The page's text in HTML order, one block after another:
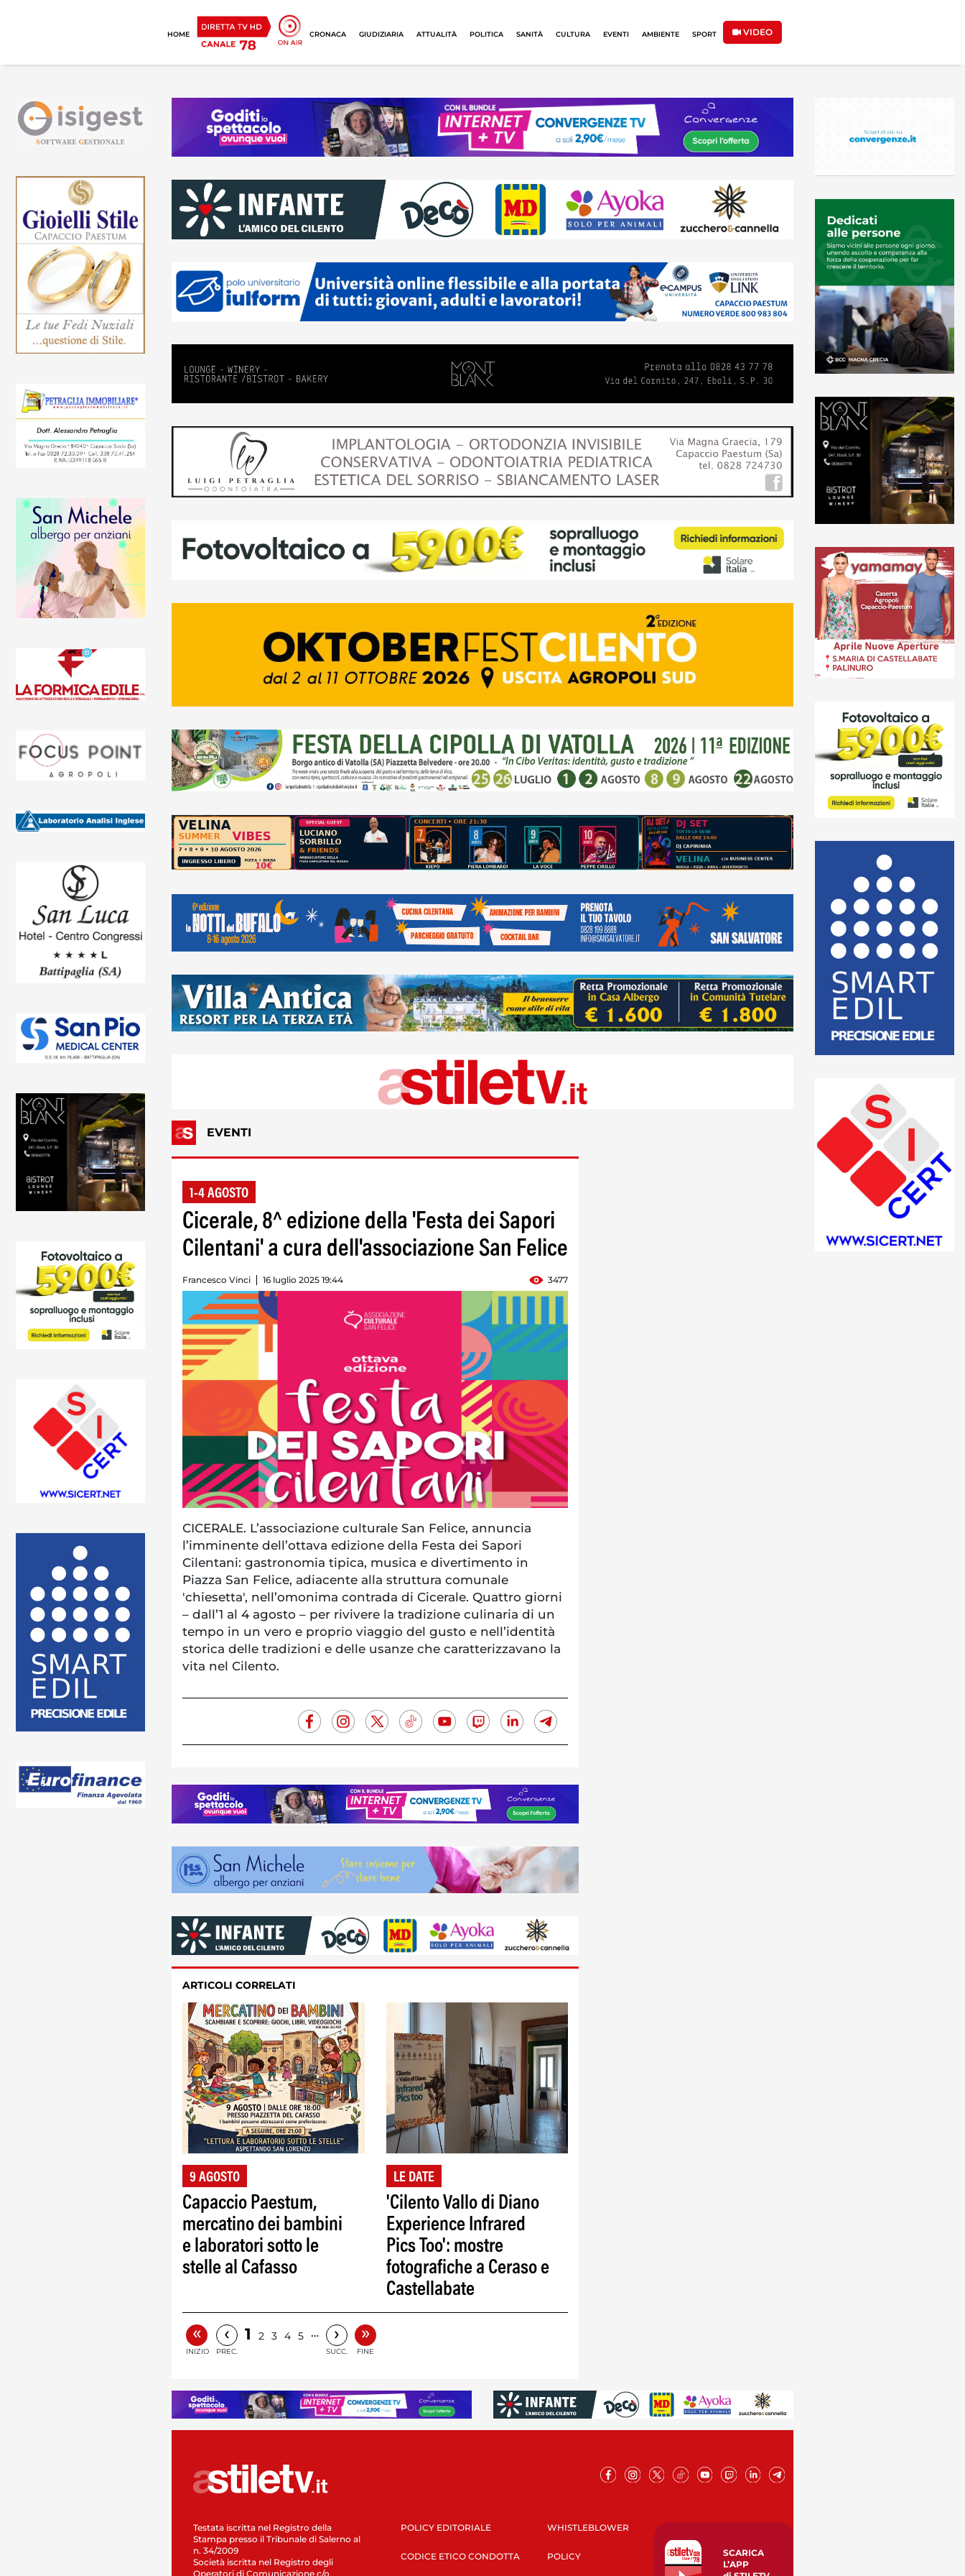
HOME CRONACA GIUDIZIARIA ATTUALITÀ POLITICA SANITÀ CULTURA EVENTI AMBIENTE SPORT VIDEO
EVENTI
1-4 AGOSTO
Cicerale, 8^ edizione della 'Festa dei Sapori
Cilentani' a cura dell'associazione San Felice
Francesco Vinci 16 luglio 2025 19:44 3477
CICERALE. L’associazione culturale San Felice, annuncia
l’imminente dell’ottava edizione della Festa dei Sapori
Cilentani: gastronomia tipica, musica e divertimento in
Piazza San Felice, adiacente alla struttura comunale
'chiesetta', nell’omonima contrada di Cicerale. Quattro giorni
– dall’1 al 4 agosto – per rivivere la tradizione culinaria di un
tempo in un vero e proprio viaggio del gusto e nell’identità
storica delle tradizioni e delle usanze che caratterizzavano la
vita nel Cilento.
ARTICOLI CORRELATI
9 AGOSTO
Capaccio Paestum,
mercatino dei bambini
e laboratori sotto le
stelle al Cafasso
LE DATE
'Cilento Vallo di Diano
Experience Infrared
Pics Too': mostre
fotografiche a Ceraso e
Castellabate
«
INIZIO
‹
PREC.
1 2 3 4 5 … ›
SUCC.
»
FINE
Testata iscritta nel Registro della
Stampa presso il Tribunale di Salerno al
n. 34/2009
Società iscritta nel Registro degli
Operatori di Comunicazione c/o
POLICY EDITORIALE
CODICE ETICO CONDOTTA
WHISTLEBLOWER
POLICY
SCARICA
L’APP